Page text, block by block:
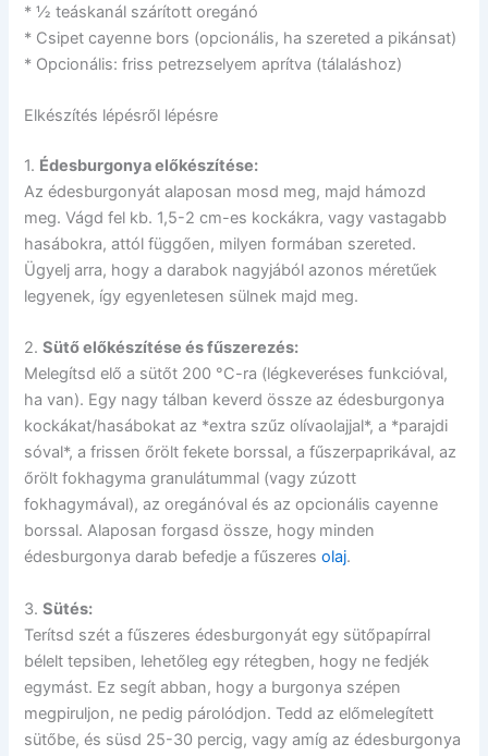
* ½ teáskanál szárított oregánó
* Csipet cayenne bors (opcionális, ha szereted a pikánsat)
* Opcionális: friss petrezselyem aprítva (tálaláshoz)
Elkészítés lépésről lépésre
1. Édesburgonya előkészítése:
Az édesburgonyát alaposan mosd meg, majd hámozd
meg. Vágd fel kb. 1,5-2 cm-es kockákra, vagy vastagabb
hasábokra, attól függően, milyen formában szereted.
Ügyelj arra, hogy a darabok nagyjából azonos méretűek
legyenek, így egyenletesen sülnek majd meg.
2.Sütő előkészítése és fűszerezés:
Melegítsd elő a sütőt 200 °C-ra (légkeveréses funkcióval,
ha van). Egy nagy tálban keverd össze az édesburgonya
kockákat/hasábokat az *extra szűz olívaolajjal*, a *parajdi
sóval*, a frissen őrölt fekete borssal, a fűszerpaprikával, az
őrölt fokhagyma granulátummal (vagy zúzott
fokhagymával), az oregánóval és az opcionális cayenne
borssal. Alaposan forgasd össze, hogy minden
édesburgonya darab befedje a fűszeresolaj.
3.Sütés:
Terítsd szét a fűszeres édesburgonyát egy sütőpapírral
bélelt tepsiben, lehetőleg egy rétegben, hogy ne fedjék
egymást. Ez segít abban, hogy a burgonya szépen
megpiruljon, ne pedig párolódjon. Tedd az előmelegített
sütőbe, és süsd 25-30 percig, vagy amíg az édesburgonya